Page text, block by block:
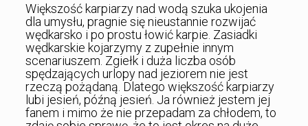
Większość karpiarzy nad wodą szuka ukojenia
dla umysłu, pragnie się nieustannie rozwijać
wędkarsko i po prostu łowić karpie. Zasiadki
wędkarskie kojarzymy z zupełnie innym
scenariuszem. Zgiełk i duża liczba osób
spędzających urlopy nad jeziorem nie jest
rzeczą pożądaną. Dlatego większość karpiarzy
lubi jesień, późną jesień. Ja również jestem jej
fanem i mimo że nie przepadam za chłodem, to